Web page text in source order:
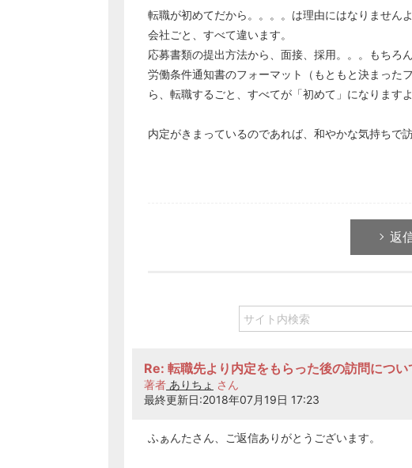
転職が初めてだから。。。。は理由にはなりませんよ
会社ごと、すべて違います。
応募書類の提出方法から、面接、採用。。。もちろ
労働条件通知書のフォーマット（もともと決まった
ら、転職するごと、すべてが「初めて」になりますよ
内定がきまっているのであれば、和やかな気持ちで
返
Re: 転職先より内定をもらった後の訪問につい
著者 ありちょ さん
最終更新日:2018年07月19日 17:23
ふぁんたさん、ご返信ありがとうございます。